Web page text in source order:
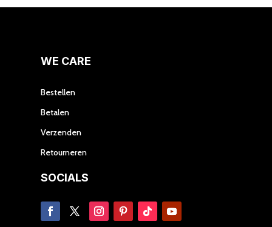
worden
WE CARE
Bestellen
Betalen
Verzenden
Retourneren
SOCIALS